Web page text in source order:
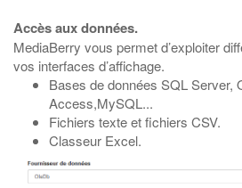
Accès aux données.
MediaBerry vous permet d’exploiter
vos interfaces d’affichage.
Bases de données SQL Server,
Access,MySQL...
Fichiers texte et fichiers CSV.
Classeur Excel.